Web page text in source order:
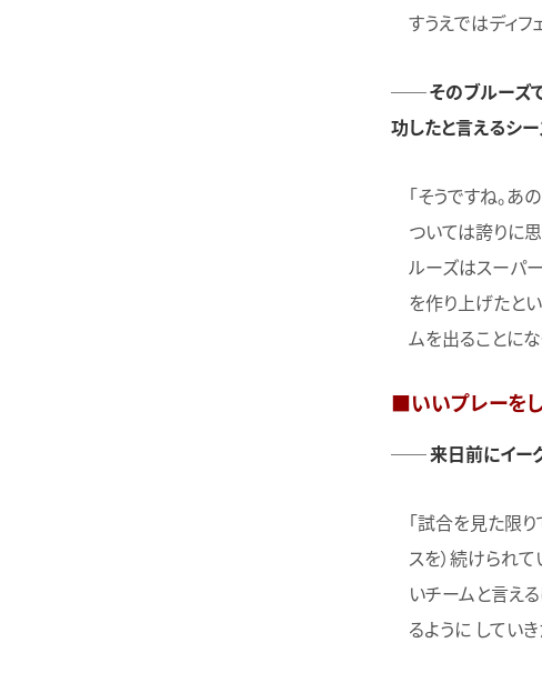
すうえではディフ
── そのブルーズで
功したと言えるシー
「そうですね。
ついては誇りに思
ルーズはスーパー
を作り上げたと
ムを出ることに
■いいプレーを
── 来日前にイーグ
「試合を見た限り
スを）続けられ
いチームと言え
るように してい